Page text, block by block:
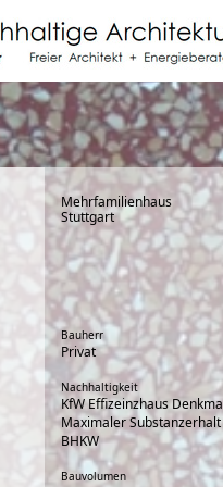
Mehrfamilienhaus
Stuttgart
Bauherr
Privat
Nachhaltigkeit
KfW Effizeinzhaus
Maximaler Substanzerhalt
BHKW
Bauvolumen